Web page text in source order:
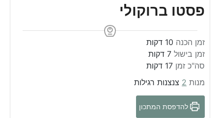
פסטו ברוקולי
זמן הכנה 10
m
i
n
t
s
דקות
זמן בישול 7
m
i
u
e
דקות
סה"כ זמן 17
m
n
t
דקות
מנות 2 צנצנות רגילות
להדפסת המתכון